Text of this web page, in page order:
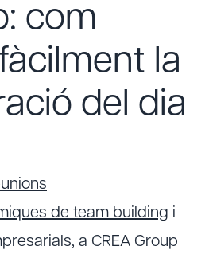
com
la
del dia
de team building i
a CREA Group